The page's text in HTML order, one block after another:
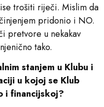
trošiti riječi. Mislim da
pridonio i NO.
pretvore u nekakav
tako.
stanjem u Klubu i
u kojoj se Klub
i financijskoj?